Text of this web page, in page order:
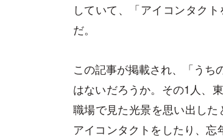
していて、「アイコンタク
だ。
この記事が掲載され、「うち
はないだろうか。その1人、
職場で見た光景を思い出し
アイコンタクトをしたり、